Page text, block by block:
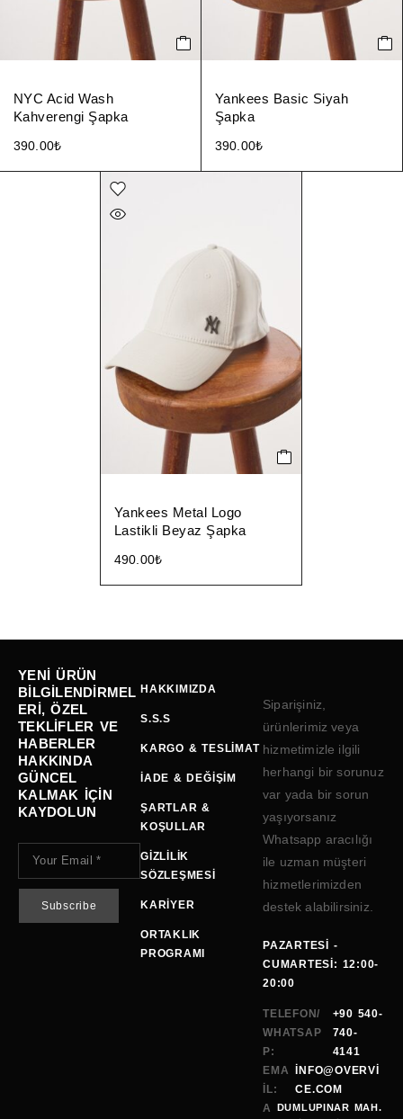
NYC Acid Wash
Kahverengi Şapka
390.00₺
Yankees Basic Siyah
Şapka
390.00₺
Yankees Metal Logo
Lastikli Beyaz Şapka
490.00₺
YENI ÜRÜN
BILGILENDIRMEL
ERI, ÖZEL
TEKLIFLER VE
HABERLER
HAKKINDA
GÜNCEL
KALMAK IÇIN
KAYDOLUN
HAKKIMIZDA
S.S.S
KARGO & TESLIMAT
İADE & DEĞIŞIM
ŞARTLAR &
KOŞULLAR
GIZLILIK
SÖZLEŞMESI
KARIYER
ORTAKLIK
PROGRAMI
Siparişiniz,
ürünlerimiz veya
hizmetimizle ilgili
herhangi bir sorunuz
var yada bir sorun
yaşıyorsanız
Whatsapp aracılığı
ile uzman müşteri
hizmetlerimizden
destek alabilirsiniz.
PAZARTESI -
CUMARTESI: 12:00-
20:00
TELEFON/
WHATSAP
P:
+90 540-
740-
4141
EMA
IL:
INFO@OVERVI
CE.COM
A
DUMLUPINAR MAH.